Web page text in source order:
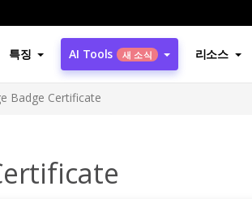
특징 AI Tools 새 소식 리소스
Badge Certificate